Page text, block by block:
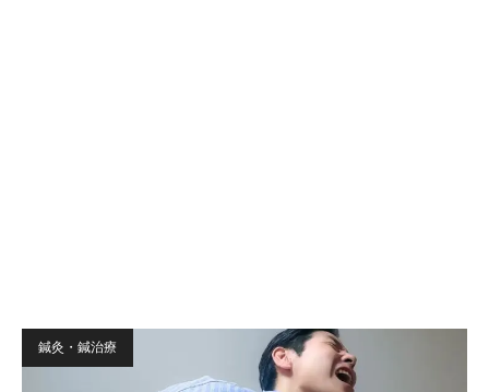
鍼灸・鍼治療